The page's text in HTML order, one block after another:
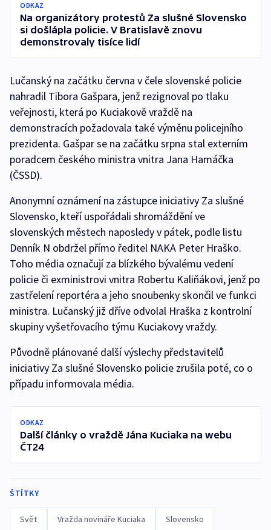
ODKAZ
Na organizátory protestů Za slušné Slovensko
si došlápla policie. V Bratislavě znovu
demonstrovaly tisíce lidí
Lučanský na začátku června v čele slovenské policie
nahradil Tibora Gašpara, jenž rezignoval po tlaku
veřejnosti, která po Kuciakově vraždě na
demonstracích požadovala také výměnu policejního
prezidenta. Gašpar se na začátku srpna stal externím
poradcem českého ministra vnitra Jana Hamáčka
(ČSSD).
Anonymní oznámení na zástupce iniciativy Za slušné
Slovensko, kteří uspořádali shromáždění ve
slovenských městech naposledy v pátek, podle listu
Denník N obdržel přímo ředitel NAKA Peter Hraško.
Toho média označují za blízkého bývalému vedení
policie či exministrovi vnitra Robertu Kaliňákovi, jenž po
zastřelení reportéra a jeho snoubenky skončil ve funkci
ministra. Lučanský již dříve odvolal Hraška z kontrolní
skupiny vyšetřovacího týmu Kuciakovy vraždy.
Původně plánované další výslechy představitelů
iniciativy Za slušné Slovensko policie zrušila poté, co o
případu informovala média.
ODKAZ
Další články o vraždě Jána Kuciaka na webu
ČT24
ŠTÍTKY
Svět Vražda novináře Kuciaka Slovensko